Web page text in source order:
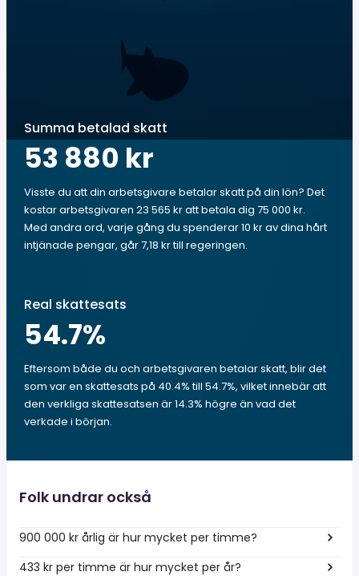
Summa betalad skatt
53 880 kr
Visste du att din arbetsgivare betalar skatt på din lön? Det
kostar arbetsgivaren 23 565 kr att betala dig 75 000 kr.
Med andra ord, varje gång du spenderar 10 kr av dina hårt
intjänade pengar, går 7,18 kr till regeringen.
Real skattesats
54.7%
Eftersom både du och arbetsgivaren betalar skatt, blir det
som var en skattesats på 40.4% till 54.7%, vilket innebär att
den verkliga skattesatsen är 14.3% högre än vad det
verkade i början.
Folk undrar också
900 000 kr årlig är hur mycket per timme?
433 kr per timme är hur mycket per år?